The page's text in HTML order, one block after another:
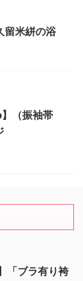
留米絣の浴
（振袖帯
「ブラ有り袴